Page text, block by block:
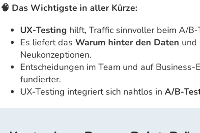
🧠 Das Wichtigste in aller Kürze:
UX-Testing hilft, Traffic sinnvoller beim A/B-
Es liefert das Warum hinter den Daten und
Neukonzeptionen.
Entscheidungen im Team und auf
fundierter.
UX-Testing integriert sich nahtlos in A/B-